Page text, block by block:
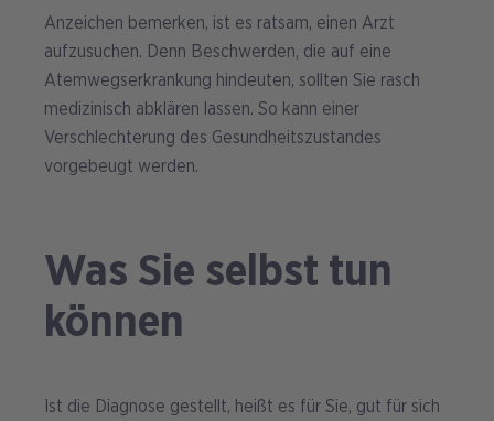
Anzeichen bemerken, ist es ratsam, einen Arzt
aufzusuchen. Denn Beschwerden, die auf eine
Atemwegserkrankung hindeuten, sollten Sie rasch
medizinisch abklären lassen. So kann einer
Verschlechterung des Gesundheitszustandes
vorgebeugt werden.
Was Sie selbst tun
können
Ist die Diagnose gestellt, heißt es für Sie, gut für sich